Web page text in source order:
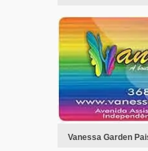
Vanessa Garden